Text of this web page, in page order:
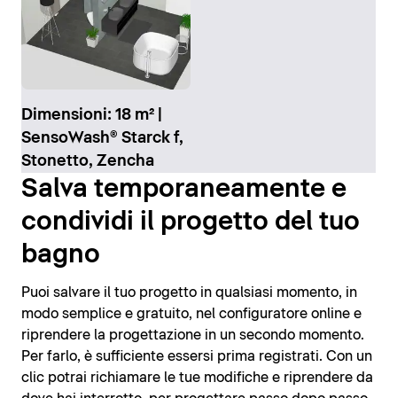
Dimensioni: 18 m² |
SensoWash® Starck f,
Stonetto, Zencha
Salva temporaneamente e
condividi il progetto del tuo
bagno
Puoi salvare il tuo progetto in qualsiasi momento, in
modo semplice e gratuito, nel configuratore online e
riprendere la progettazione in un secondo momento.
Per farlo, è sufficiente essersi prima registrati. Con un
clic potrai richiamare le tue modifiche e riprendere da